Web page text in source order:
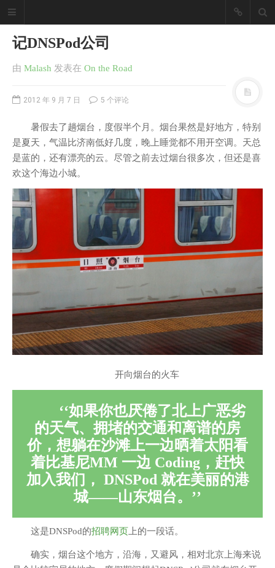
记DNSPod公司
由 Malash 发表在 On the Road
2012 年 9 月 7 日 5 个评论
暑假去了趟烟台，度假半个月。烟台果然是好地方，特别
是夏天，气温比济南低好几度，晚上睡觉都不用开空调。天总
是蓝的，还有漂亮的云。尽管之前去过烟台很多次，但还是喜
欢这个海边小城。
开向烟台的火车
如果你也厌倦了北上广恶劣
的天气、拥堵的交通和离谱的房
价，想躺在沙滩上一边晒着太阳看
着比基尼MM 一边 Coding，赶快
加入我们， DNSPod 就在美丽的港
城——山东烟台。
这是DNSPod的招聘网页上的一段话。
确实，烟台这个地方，沿海，又避风，相对北京上海来说